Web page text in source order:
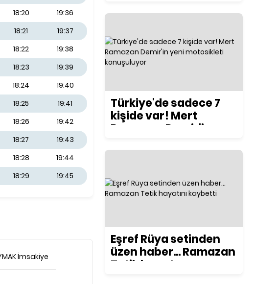
18:20
19:36
18:21
19:37
18:22
19:38
18:23
19:39
18:24
19:40
18:25
19:41
18:26
19:42
18:27
19:43
18:28
19:44
18:29 19:45
İmsakiye
Türkiye'de sadece 7
kişide var! Mert
Ramazan Demir'in
konuşuluyor
Eşref Rüya setinden
üzen haber... Ramazan
Tetik hayatını